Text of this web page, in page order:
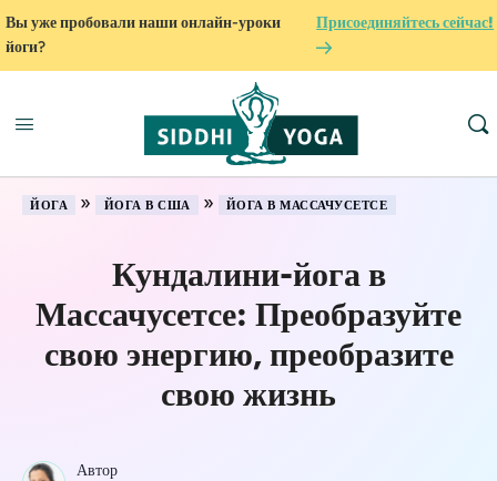
Вы уже пробовали наши онлайн-уроки
йоги?
Присоединяйтесь сейчас!
ЙОГА » ЙОГА В США » ЙОГА В МАССАЧУСЕТСЕ
Кундалини-йога в
Массачусетсе: Преобразуйте
свою энергию, преобразите
свою жизнь
Автор